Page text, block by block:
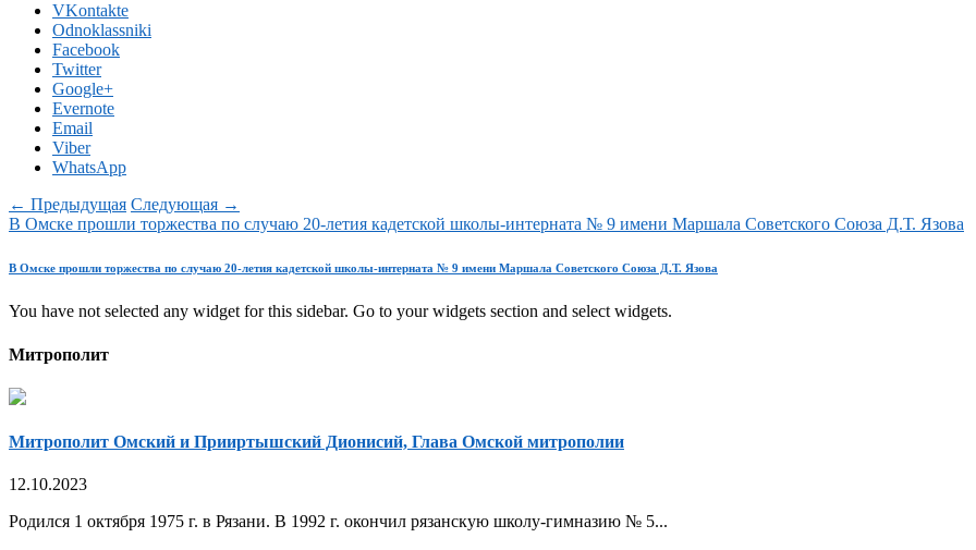
VKontakte
Odnoklassniki
Facebook
Twitter
Google+
Evernote
Email
Viber
WhatsApp
← Предыдущая Следующая →
В Омске прошли торжества по случаю 20-летия кадетской школы-интерната № 9 имени Маршала Советского Союза Д.Т. Язова
В Омске прошли торжества по случаю 20-летия кадетской школы-интерната № 9 имени Маршала Советского Союза Д.Т. Язова
You have not selected any widget for this sidebar. Go to your widgets section and select widgets.
Митрополит
Митрополит Омский и Прииртышский Дионисий, Глава Омской митрополии
12.10.2023
Родился 1 октября 1975 г. в Рязани. В 1992 г. окончил рязанскую школу-гимназию № 5...